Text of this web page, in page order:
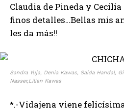
Claudia de Pineda y
finos detalles…Bellas mis
les da más!!
Sandra Yuja, Denia Kawas, Saida Handal,
Nasser,Lilian Kawas
*.-Vidajena viene